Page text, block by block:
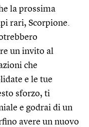
la prossima
rari, Scorpione.
un invito al
che
e le tue
sforzo, ti
e godrai di un
avere un nuovo